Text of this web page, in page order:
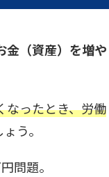
金（資産）を増や
なったとき、労働
う。
問題。